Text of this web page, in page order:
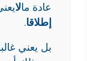
عادة مالا
إطلاقا.
بل يعني